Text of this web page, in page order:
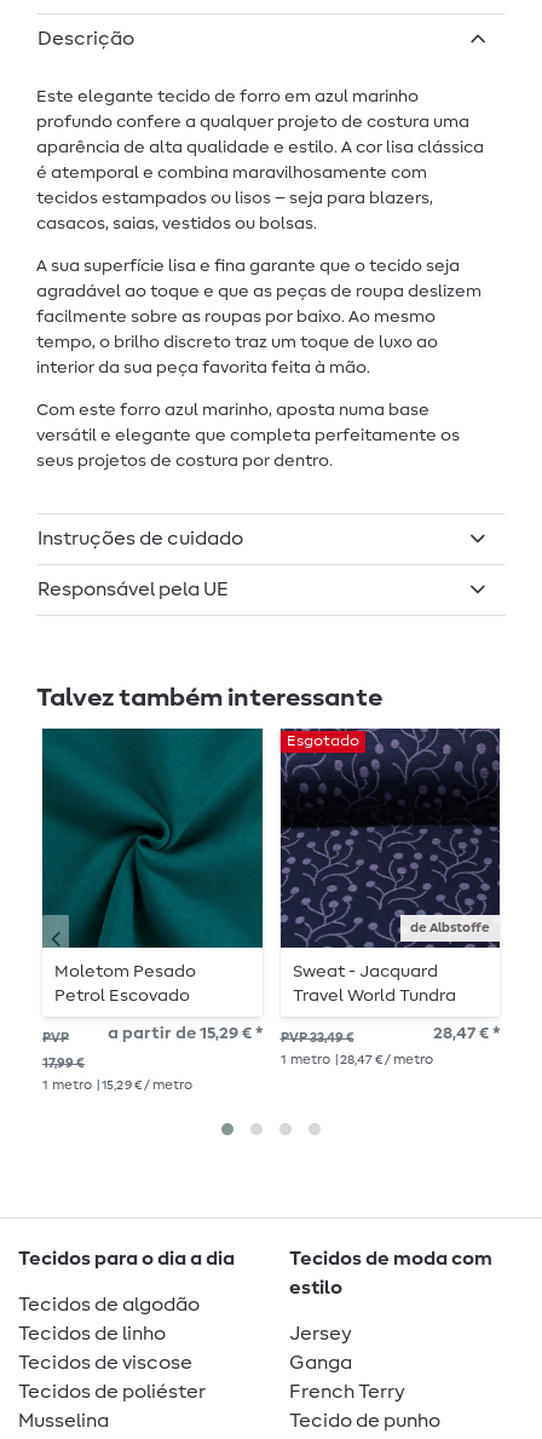
Descrição
Este elegante tecido de forro em azul marinho
profundo confere a qualquer projeto de costura uma
aparência de alta qualidade e estilo. A cor lisa clássica
é atemporal e combina maravilhosamente com
tecidos estampados ou lisos – seja para blazers,
casacos, saias, vestidos ou bolsas.
A sua superfície lisa e fina garante que o tecido seja
agradável ao toque e que as peças de roupa deslizem
facilmente sobre as roupas por baixo. Ao mesmo
tempo, o brilho discreto traz um toque de luxo ao
interior da sua peça favorita feita à mão.
Com este forro azul marinho, aposta numa base
versátil e elegante que completa perfeitamente os
seus projetos de costura por dentro.
Instruções de cuidado
Responsável pela UE
Talvez também interessante
Moletom Pesado
Petrol Escovado
PVP
17,99 €
a partir de 15,29 € *
1 metro | 15,29 € / metro
de Albstoffe
Esgotado
Sweat - Jacquard
Travel World Tundra
Stepper Azul
PVP 33,49 € 28,47 € *
1 metro | 28,47 € / metro
Tecidos para o dia a dia
Tecidos de algodão
Tecidos de linho
Tecidos de viscose
Tecidos de poliéster
Musselina
Tecidos de moda com
estilo
Jersey
Ganga
French Terry
Tecido de punho